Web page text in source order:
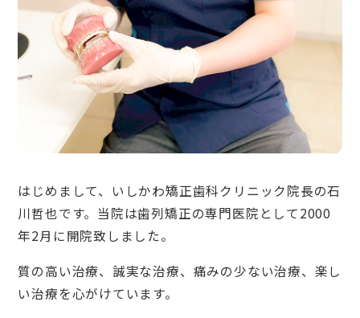
はじめまして、いしかわ矯正歯科クリニック院長の石
川哲也です。当院は歯列矯正の専門医院として2000
年2月に開院致しました。
質の高い治療、誠実な治療、痛みの少ない治療、楽し
い治療を心がけています。